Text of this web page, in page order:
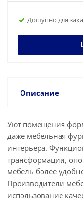
Доступно для
Описание
Уют помещения
даже мебельная
интерьера.
трансформации,
мебель более
Производители
использование